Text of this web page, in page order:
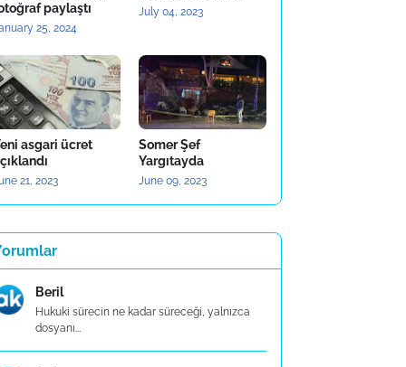
paylaştı
25, 2024
July 04, 2023
asgari ücret
21, 2023
Somer Şef
Yargıtayda
June 09, 2023
Beril
Hukuki sürecin ne kadar süreceği, yalnızca
dosyanı...